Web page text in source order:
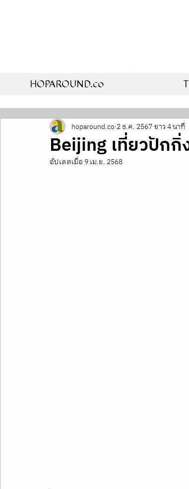
HOPAROUND.co
Beijing เที่ยวปัก
hoparound.co 2 ธ.ค. 2567 ยาว 4 นาที
อัปเดตเมื่อ 9 เม.ย. 2568